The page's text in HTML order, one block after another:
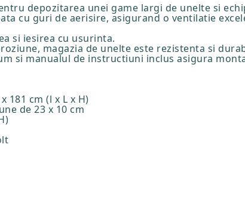
depozitarea unei game largi de unelte si
cu guri de aerisire, asigurand o ventilatie
si iesirea cu usurinta.
magazia de unelte este rezistenta si
si manualul de instructiuni inclus asigura
181 cm (l x L x H)
de 23 x 10 cm